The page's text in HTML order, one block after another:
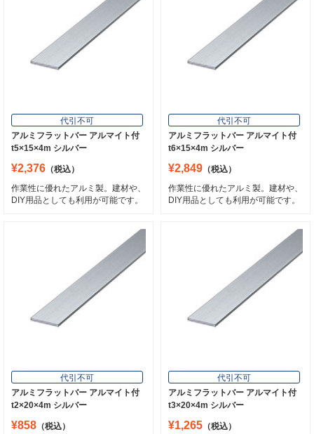
代引不可
アルミフラットバー アルマイト付
t5×15×4m シルバー
¥2,376 （税込）
作業性に優れたアルミ製。建材や、
DIY用品としても利用が可能です。
代引不可
アルミフラットバー アルマイト付
t6×15×4m シルバー
¥2,849 （税込）
作業性に優れたアルミ製。建材や、
DIY用品としても利用が可能です。
代引不可
アルミフラットバー アルマイト付
t2×20×4m シルバー
¥858 （税込）
代引不可
アルミフラットバー アルマイト付
t3×20×4m シルバー
¥1,265 （税込）